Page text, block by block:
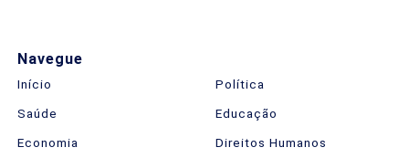
Navegue
Início
Política
Saúde
Educação
Economia
Direitos Humanos